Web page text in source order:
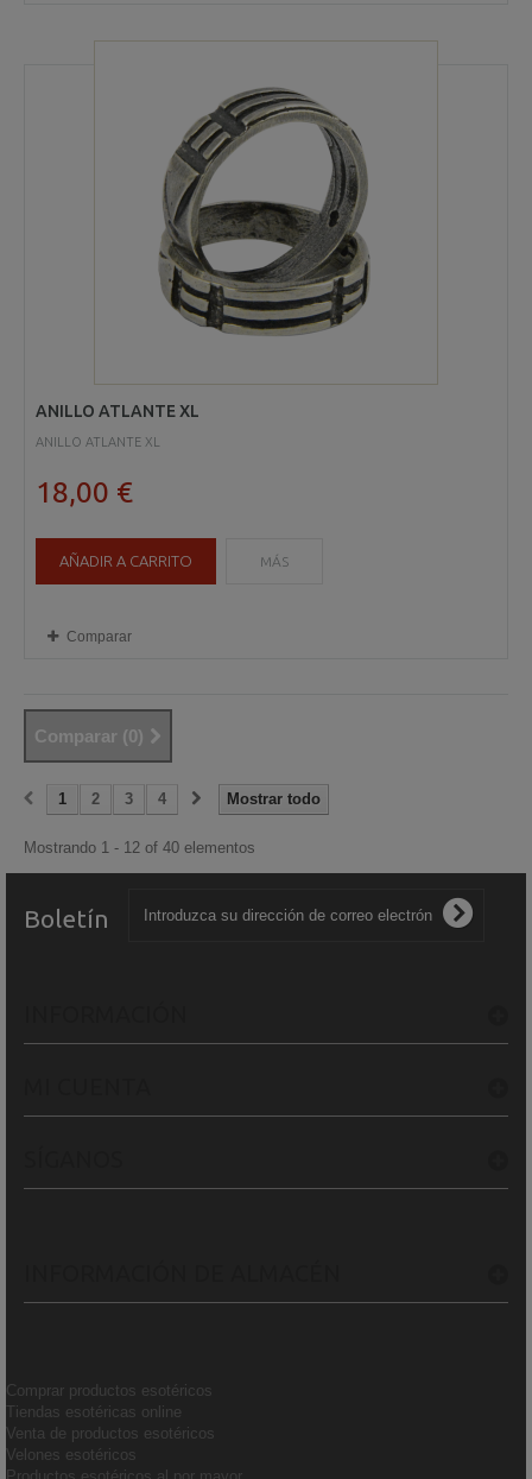
ANILLO ATLANTE XL
ANILLO ATLANTE XL
18,00 €
AÑADIR A CARRITO MÁS
Comparar
Comparar (0)
Mostrar todo
1 2 3 4
Mostrando 1 - 12 of 40 elementos
Boletín
Comprar productos esotéricos
Tiendas esotéricas online
Venta de productos esotéricos
Velones esotéricos